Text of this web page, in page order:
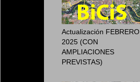
Actualización FEBRERO
2025 (CON
AMPLIACIONES
PREVISTAS)